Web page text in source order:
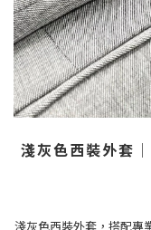
淺灰色西裝外套
淺灰色西裝外套，搭配專